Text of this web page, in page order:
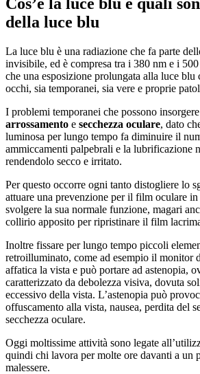
della luce blu
La luce blu è una radiazione che fa parte
invisibile, ed è compresa tra i 380 nm e i
che una esposizione prolungata alla luce blu
occhi, sia temporanei, sia vere e proprie
I problemi temporanei che possono
arrossamento e secchezza oculare, dato
luminosa per lungo tempo fa diminuire il
ammiccamenti palpebrali e la lubrificazione
rendendolo secco e irritato.
Per questo occorre ogni tanto distogliere lo
attuare una prevenzione per il film oculare in
svolgere la sua normale funzione, magari
collirio apposito per ripristinare il film
Inoltre fissare per lungo tempo piccoli
retroilluminato, come ad esempio il monitor
affatica la vista e può portare ad astenopia,
caratterizzato da debolezza visiva, dovuta
eccessivo della vista. L’astenopia può
offuscamento alla vista, nausea, perdita del
secchezza oculare.
Oggi moltissime attività sono legate
quindi chi lavora per molte ore davanti a un
malessere.